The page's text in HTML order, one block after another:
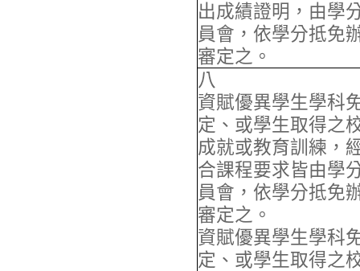
出成績證明，由學
員會，依學分抵免
審定之。
八
資賦優異學生學科
定、或學生取得之
成就或教育訓練，
合課程要求皆由學
員會，依學分抵免
審定之。
資賦優異學生學科
定、或學生取得之